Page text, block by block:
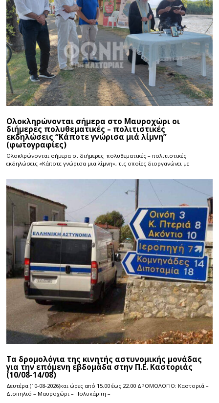
Ολοκληρώνονται σήμερα στο Μαυροχώρι οι
διήμερες πολυθεματικές – πολιτιστικές
εκδηλώσεις “Κάποτε γνώρισα μιά λίμνη”
(φωτογραφίες)
Ολοκλρώνονται σήμερα οι διήμερες πολυθεματικές – πολιτιστικές
εκδηλώσεις «Κάποτε γνώρισα μια λίμνη», τις οποίες διοργανώνει με
Τα δρομολόγια της κινητής αστυνομικής μονάδας
για την επόμενη εβδομάδα στην Π.Ε. Καστοριάς
(10/08-14/08)
Δευτέρα (10-08-2026)και ώρες από 15.00 έως 22.00 ΔΡΟΜΟΛΟΓΙΟ: Καστοριά –
Δισπηλιό – Μαυροχώρι – Πολυκάρπη –